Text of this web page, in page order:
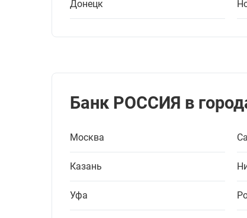
Донецк
Банк РОССИЯ в
Москва
Казань
Уфа